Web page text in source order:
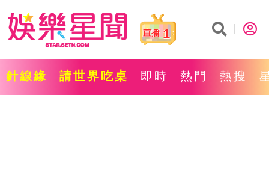
1
針線緣 請世界吃桌 即時 熱門 熱搜